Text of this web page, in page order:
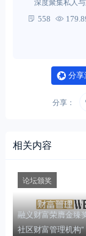
558
分享
分享：
相关内容
融义财富荣膺金臻
社区财富管理机构”
论坛颁奖